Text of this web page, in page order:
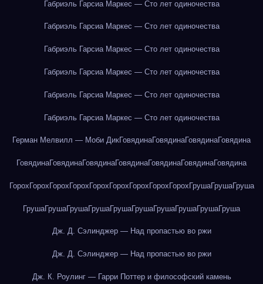
Габриэль Гарсиа Маркес — Сто лет одиночества
Габриэль Гарсиа Маркес — Сто лет одиночества
Габриэль Гарсиа Маркес — Сто лет одиночества
Габриэль Гарсиа Маркес — Сто лет одиночества
Габриэль Гарсиа Маркес — Сто лет одиночества
Габриэль Гарсиа Маркес — Сто лет одиночества
Герман Мелвилл — Моби ДикГовядинаГовядинаГовядинаГовядина
ГовядинаГовядинаГовядинаГовядинаГовядинаГовядинаГовядина
Горох Горох Горох Горох Горох Горох Горох Горох Горох ГрушаГрушаГруша
ГрушаГрушаГрушаГрушаГрушаГрушаГрушаГрушаГрушаГруша
Дж. Д. Сэлинджер — Над пропастью во ржи
Дж. Д. Сэлинджер — Над пропастью во ржи
Дж. К. Роулинг — Гарри Поттер и философский камень